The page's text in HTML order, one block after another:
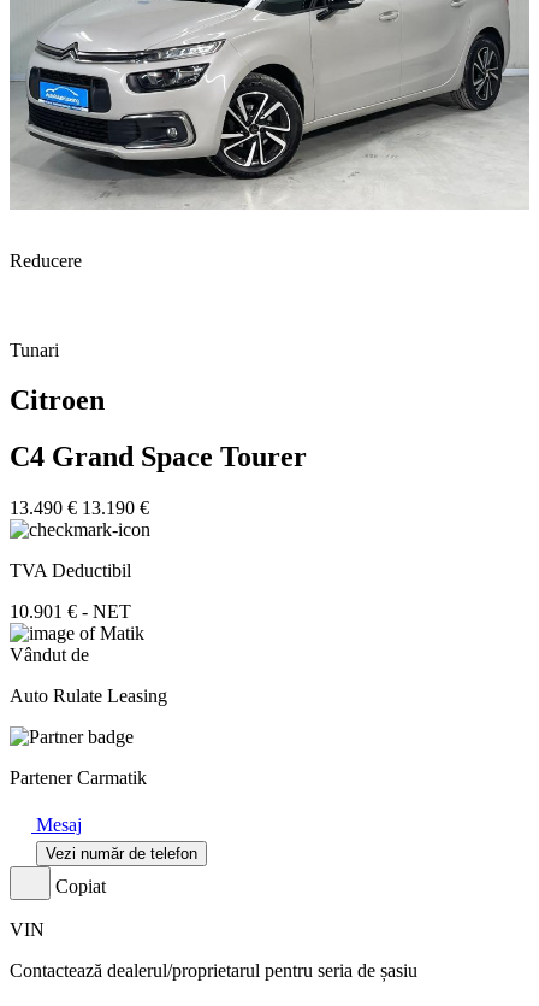
Reducere
Tunari
Citroen
C4 Grand Space Tourer
13.490 € 13.190 €
TVA Deductibil
10.901 € - NET
Vândut de
Auto Rulate Leasing
Partener Carmatik
Mesaj
Vezi număr de telefon
Copiat
VIN
Contactează dealerul/proprietarul pentru seria de șasiu